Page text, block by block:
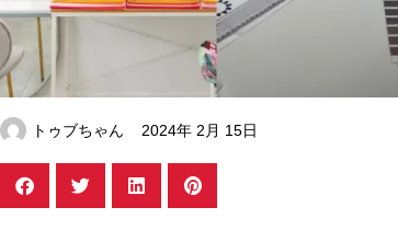
トゥブちゃん 2024年 2月 15日